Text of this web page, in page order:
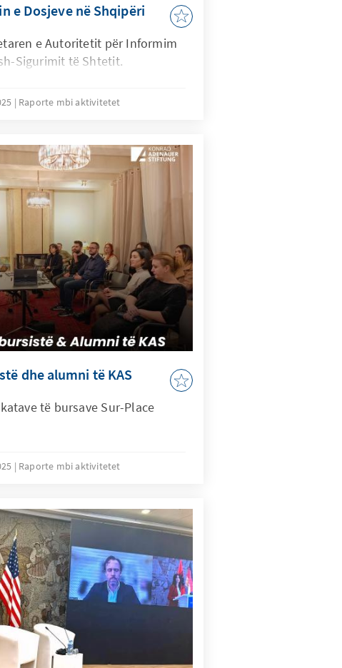
e Dosjeve në Shqipëri
e Autoritetit për Informim
Sigurimit të Shtetit.
Raporte mbi aktivitetet
dhe alumni të KAS
të bursave Sur-Place
Raporte mbi aktivitetet